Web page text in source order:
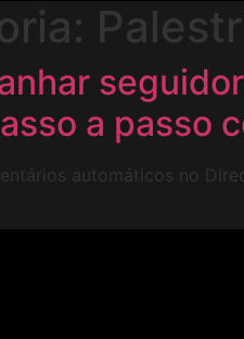
a passo
automáticos no